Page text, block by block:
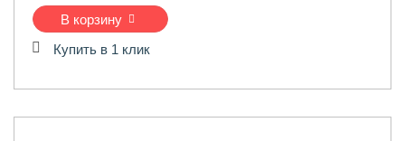
В корзину
Купить в 1 клик